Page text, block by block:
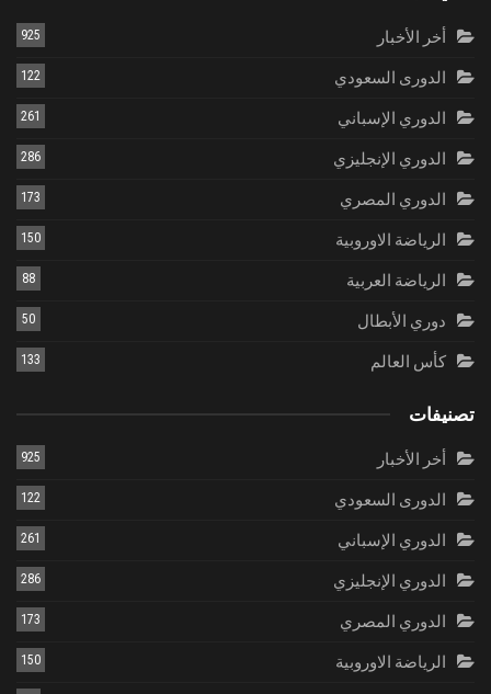
أخر الأخبار 925
الدورى السعودي 122
الدوري الإسباني 261
الدوري الإنجليزي 286
الدوري المصري 173
الرياضة الاوروبية 150
الرياضة العربية 88
دوري الأبطال 50
كأس العالم 133
تصنيفات
أخر الأخبار 925
الدورى السعودي 122
الدوري الإسباني 261
الدوري الإنجليزي 286
الدوري المصري 173
الرياضة الاوروبية 150